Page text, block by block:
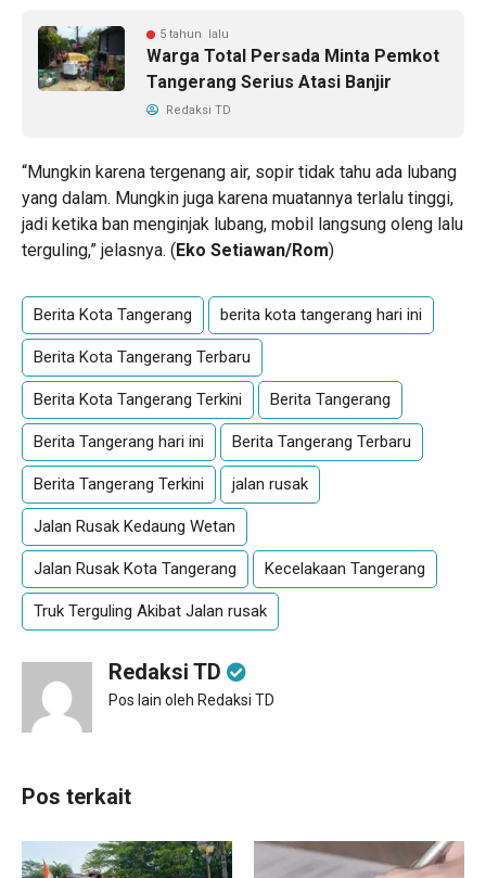
5 tahun lalu
Warga Total Persada Minta Pemkot
Tangerang Serius Atasi Banjir
Redaksi TD
“Mungkin karena tergenang air, sopir tidak tahu ada lubang
yang dalam. Mungkin juga karena muatannya terlalu tinggi,
jadi ketika ban menginjak lubang, mobil langsung oleng lalu
terguling,” jelasnya. (Eko Setiawan/Rom)
Berita Kota Tangerang berita kota tangerang hari ini
Berita Kota Tangerang Terbaru
Berita Kota Tangerang Terkini Berita Tangerang
Berita Tangerang hari ini Berita Tangerang Terbaru
Berita Tangerang Terkini jalan rusak
Jalan Rusak Kedaung Wetan
Jalan Rusak Kota Tangerang Kecelakaan Tangerang
Truk Terguling Akibat Jalan rusak
Redaksi TD
Pos lain oleh Redaksi TD
Pos terkait